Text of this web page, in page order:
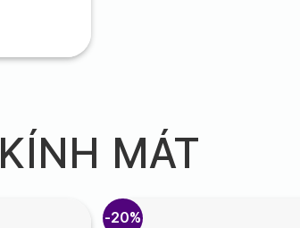
KÍNH MÁT
-20%